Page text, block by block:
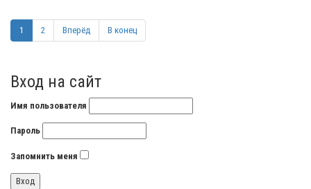
1 2 Вперёд В конец
Вход на сайт
Имя пользователя
Пароль
Запомнить меня